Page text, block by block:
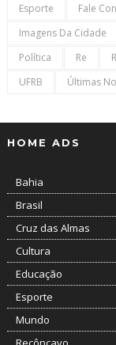
Esporte
Fale
Imagens Da Cidade
Política
Re
UFRB
Últimas
HOME ADS
Bahia
Brasil
Cruz das Almas
Cultura
Educação
Esporte
Mundo